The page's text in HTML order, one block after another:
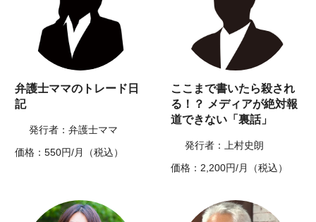
弁護士ママのトレード日
記
発行者：弁護士ママ
価格：550円/月（税込）
ここまで書いたら殺され
る！？ メディアが絶対報
道できない「裏話」
発行者：上村史朗
価格：2,200円/月（税込）